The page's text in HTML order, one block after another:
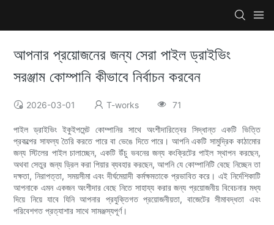
আপনার প্রয়োজনের জন্য সেরা পাইল ড্রাইভিং
সরঞ্জাম কোম্পানি কীভাবে নির্বাচন করবেন
2026-03-01 T-works 71
পাইল ড্রাইভিং ইকুইপমেন্ট কোম্পানির সাথে অংশীদারিত্বের সিদ্ধান্ত একটি ভিত্তি
প্রকল্পের সাফল্য তৈরি করতে পারে বা ভেঙে দিতে পারে। আপনি একটি সামুদ্রিক কাঠামোর
জন্য স্টিলের পাইল চালাচ্ছেন, একটি উঁচু ভবনের জন্য কংক্রিটের পাইল স্থাপন করছেন,
অথবা সেতুর জন্য ড্রিল করা পিয়ার ব্যবহার করছেন, আপনি যে কোম্পানিটি বেছে নিচ্ছেন তা
দক্ষতা, নিরাপত্তা, সময়সীমা এবং দীর্ঘমেয়াদী কর্মক্ষমতাকে প্রভাবিত করে। এই নির্দেশিকাটি
আপনাকে এমন একজন অংশীদার বেছে নিতে সাহায্য করার জন্য প্রয়োজনীয় বিবেচনার মধ্য
দিয়ে নিয়ে যাবে যিনি আপনার প্রযুক্তিগত প্রয়োজনীয়তা, বাজেটের সীমাবদ্ধতা এবং
পরিবেশগত প্রত্যাশার সাথে সামঞ্জস্যপূর্ণ।